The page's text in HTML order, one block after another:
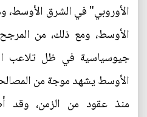
الأوروبي" في الشرق الأوسط،
الأوسط، ومع ذلك، من
جيوسياسية في ظل تلاعب
الأوسط يشهد موجة من
منذ عقود من الزمن، وقد